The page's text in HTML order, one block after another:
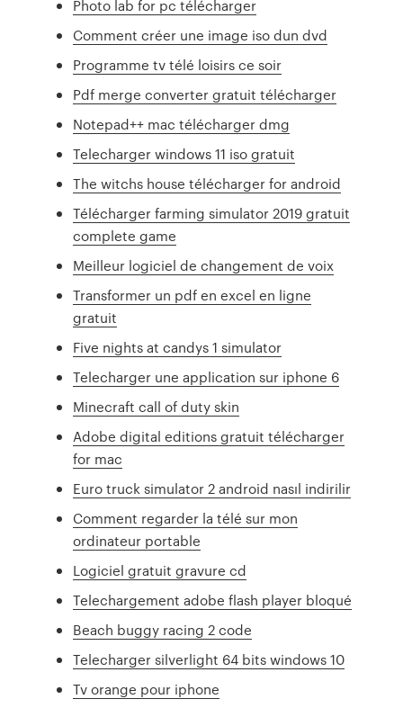
Photo lab for pc télécharger
Comment créer une image iso dun dvd
Programme tv télé loisirs ce soir
Pdf merge converter gratuit télécharger
Notepad++ mac télécharger dmg
Telecharger windows 11 iso gratuit
The witchs house télécharger for android
Télécharger farming simulator 2019 gratuit
complete game
Meilleur logiciel de changement de voix
Transformer un pdf en excel en ligne
gratuit
Five nights at candys 1 simulator
Telecharger une application sur iphone 6
Minecraft call of duty skin
Adobe digital editions gratuit télécharger
for mac
Euro truck simulator 2 android nasıl indirilir
Comment regarder la télé sur mon
ordinateur portable
Logiciel gratuit gravure cd
Telechargement adobe flash player bloqué
Beach buggy racing 2 code
Telecharger silverlight 64 bits windows 10
Tv orange pour iphone